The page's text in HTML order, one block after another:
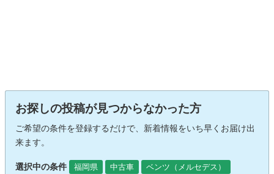
お探しの投稿が見つからなかった方
ご希望の条件を登録するだけで、新着情報をいち早くお届け出
来ます。
選択中の条件 福岡県 中古車 ベンツ（メルセデス）